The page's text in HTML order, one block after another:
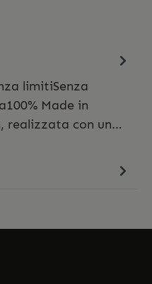
limitiSenza
Made in
realizzata con un…